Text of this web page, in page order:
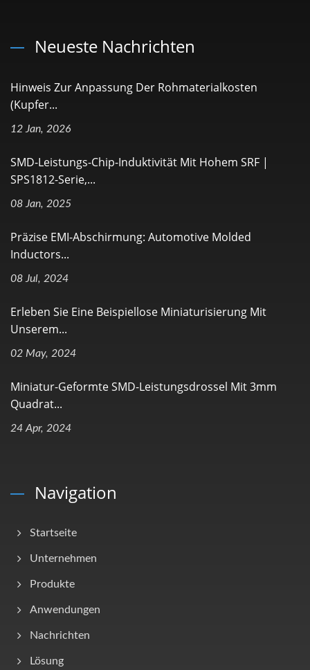
Neueste Nachrichten
Hinweis Zur Anpassung Der Rohmaterialkosten
(Kupfer...
12 Jan, 2026
SMD-Leistungs-Chip-Induktivität Mit Hohem SRF |
SPS1812-Serie,...
08 Jan, 2025
Präzise EMI-Abschirmung: Automotive Molded
Inductors...
08 Jul, 2024
Erleben Sie Eine Beispiellose Miniaturisierung Mit
Unserem...
02 May, 2024
Miniatur-Geformte SMD-Leistungsdrossel Mit 3mm
Quadrat...
24 Apr, 2024
Navigation
Startseite
Unternehmen
Produkte
Anwendungen
Nachrichten
Lösung